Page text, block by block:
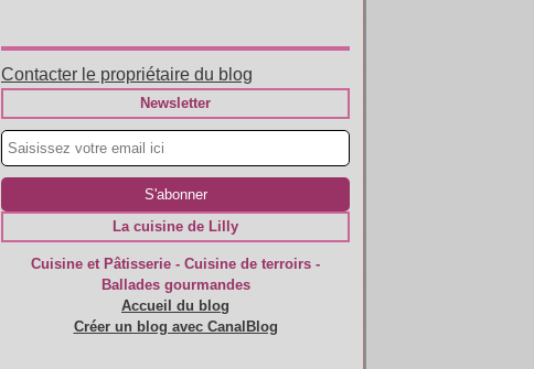
Contacter le propriétaire du blog
Newsletter
La cuisine de Lilly
Cuisine et Pâtisserie - Cuisine de terroirs -
Ballades gourmandes
Accueil du blog
Créer un blog avec CanalBlog